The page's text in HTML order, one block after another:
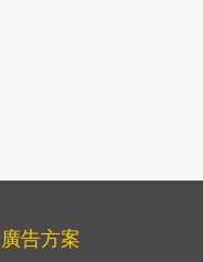
廣告方案